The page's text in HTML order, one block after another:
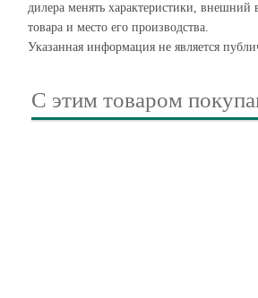
дилера менять характеристики,
товара и место его производства.
Указанная информация не является
С этим товаром